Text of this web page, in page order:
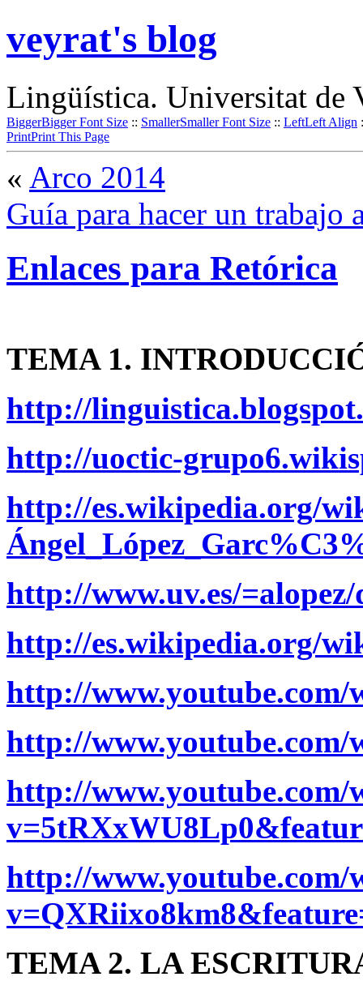
veyrat's blog
Lingüística. Universitat de
BiggerBigger Font Size :: SmallerSmaller Font Size :: LeftLeft Align
PrintPrint This Page
« Arco 2014
Guía para hacer un trabajo
Enlaces para Retórica
TEMA 1.
http://
http://uoctic-
http://es.wikipedia.org/
http://www.uv.es/
http://es.wikipedia.org/
http://
http://www.youtube.com/
http://www.youtube.com/
http://www.youtube.com/
TEMA 2. LA